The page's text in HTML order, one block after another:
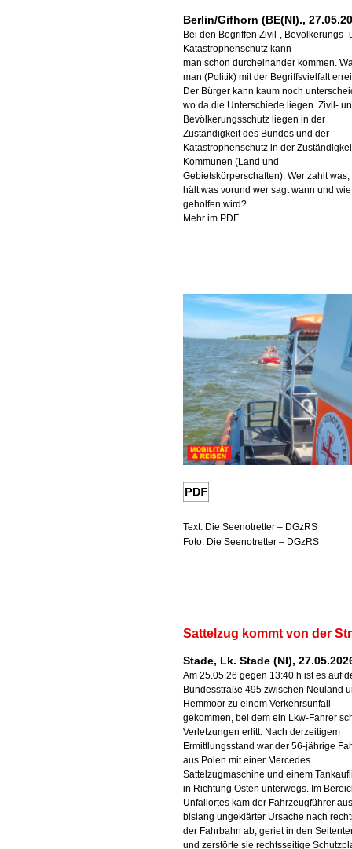
Berlin/Gifhorn (BE(NI).,
Bei den Begriffen Zivil-, Bevölkerungs-
Katastrophenschutz kann
man schon durcheinander kommen.
man (Politik) mit der Begriffsvielfalt
Der Bürger kann kaum noch
wo da die Unterschiede liegen. Zivil-
Bevölkerungsschutz liegen in der
Zuständigkeit des Bundes und der
Katastrophenschutz in der
Kommunen (Land und
Gebietskörperschaften). Wer zahlt was,
hält was vorund wer sagt wann und wie
geholfen wird?
Mehr im PDF...
Text: Die Seenotretter – DGzRS
Foto: Die Seenotretter – DGzRS
Sattelzug kommt von der
Stade, Lk. Stade (NI),
Am 25.05.26 gegen 13:40 h ist es auf
Bundesstraße 495 zwischen Neuland
Hemmoor zu einem Verkehrsunfall
gekommen, bei dem ein Lkw-Fahrer
Verletzungen erlitt. Nach derzeitigem
Ermittlungsstand war der 56-jährige
aus Polen mit einer Mercedes
Sattelzugmaschine und einem
in Richtung Osten unterwegs. Im
Unfallortes kam der Fahrzeugführer aus
bislang ungeklärter Ursache nach
der Fahrbahn ab, geriet in den
und zerstörte sie rechtsseitige